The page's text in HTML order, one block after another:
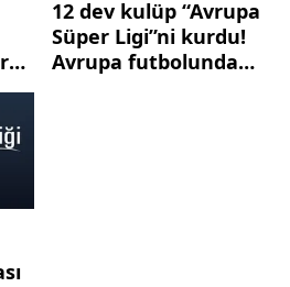
12 dev kulüp “Avrupa
Süper Ligi”ni kurdu!
Avrupa futbolunda